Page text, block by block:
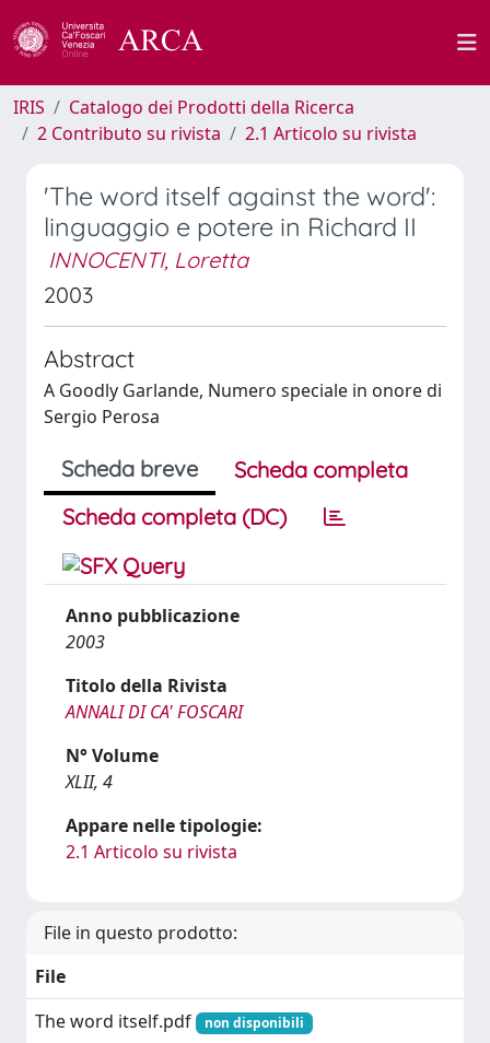
IRIS
Catalogo dei Prodotti della Ricerca
2 Contributo su rivista
2.1 Articolo su rivista
'The word itself against the word':
linguaggio e potere in Richard II
INNOCENTI, Loretta
2003
Abstract
A Goodly Garlande, Numero speciale in onore di
Sergio Perosa
Scheda breve
Scheda completa
Scheda completa (DC)
Anno pubblicazione
2003
Titolo della Rivista
ANNALI DI CA' FOSCARI
N° Volume
XLII, 4
Appare nelle tipologie:
2.1 Articolo su rivista
File in questo prodotto:
File
The word itself.pdf
non disponibili